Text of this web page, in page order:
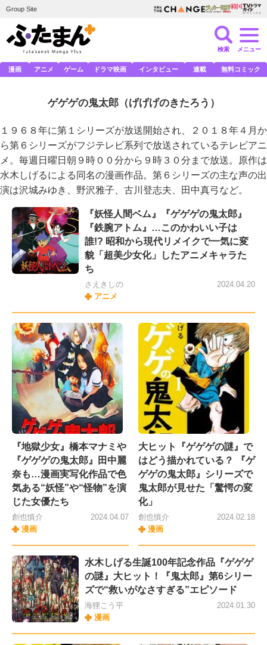
Group Site
検索 メニュー
漫画 アニメ ゲーム ドラマ映画 インタビュー 連載 無料コミック
ゲゲゲの鬼太郎（げげげのきたろう）
１９６８年に第１シリーズが放送開始され、２０１８年４月か
ら第６シリーズがフジテレビ系列で放送されているテレビアニ
メ。毎週日曜日朝９時００分から９時３０分まで放送。原作は
水木しげるによる同名の漫画作品。第６シリーズの主な声の出
演は沢城みゆき、野沢雅子、古川登志夫、田中真弓など。
『妖怪人間ベム』『ゲゲゲの鬼太郎』
『鉄腕アトム』…このかわいい子は
誰!? 昭和から現代リメイクで一気に変
貌「超美少女化」したアニメキャラた
ち
さえきしの
アニメ
2024.04.20
『地獄少女』橋本マナミや
『ゲゲゲの鬼太郎』田中麗
奈も…漫画実写化作品で色
気ある“妖怪”や“怪物”を演
じた女優たち
創也慎介
漫画
2024.04.07
大ヒット『ゲゲゲの謎』で
はどう描かれている？ 『ゲ
ゲゲの鬼太郎』シリーズで
鬼太郎が見せた「驚愕の変
化」
創也慎介
漫画
2024.02.18
水木しげる生誕100年記念作品『ゲゲゲ
の謎』大ヒット！『鬼太郎』第6シリー
ズで“救いがなさすぎる”エピソード
海狸こう平
漫画
2024.01.30